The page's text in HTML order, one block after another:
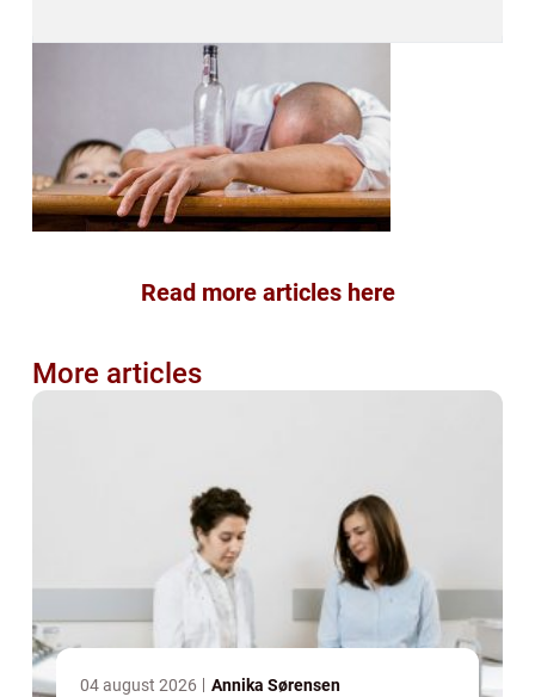
Read more articles here
More articles
04 august 2026 Annika Sørensen